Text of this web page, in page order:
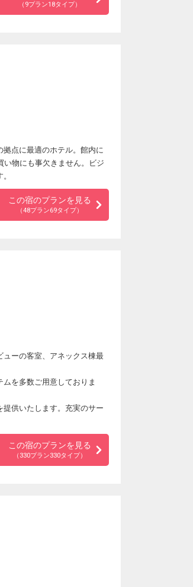
（9プラン18タイプ）
点に最適のホテル。館内に
い物にも事欠きません。ビジ
この宿のプランを見る
（48プラン69タイプ）
ーの客室、アネックス棟最
を多数ご用意しておりま
供いたします。充実のサー
この宿のプランを見る
（330プラン330タイプ）